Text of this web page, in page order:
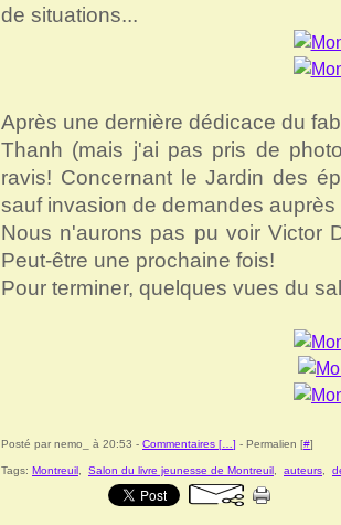
de situations...
Après une dernière dédicace du
Thanh (mais j'ai pas pris de
ravis! Concernant le Jardin des
sauf invasion de demandes auprès
Nous n'aurons pas pu voir Victor
Peut-être une prochaine fois!
Pour terminer, quelques vues du
Posté par nemo_ à 20:53 - Commentaires [ ] - Permalien [#]
Tags: Montreuil Salon du livre jeunesse de Montreuil auteurs